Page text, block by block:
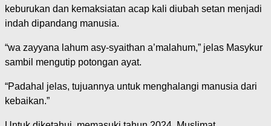
keburukan dan kemaksiatan acap kali diubah setan menjadi
indah dipandang manusia.
“wa zayyana lahum asy-syaithan a’malahum,” jelas Masykur
sambil mengutip potongan ayat.
“Padahal jelas, tujuannya untuk menghalangi manusia dari
kebaikan.”